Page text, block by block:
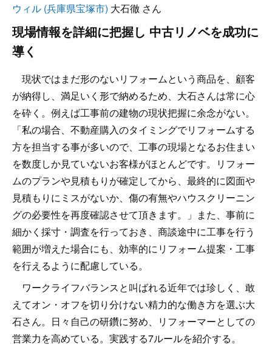
ウィル (兵庫県宝塚市) 大石徹 さん
現場情報を詳細に把握し 中古リノベを成功に
導く
現状ではまだ形のないリフォームという商品を、顧客
が納得し、満足いく形で納めるため、大石さんは常に心
を砕く。例えば工事前の建物の現状把握に余念がない。
「私の場合、不動産購入のタイミングでリフォームする
方を担当する事が多いので、工事の現場となるお住まい
を数度しか見ていないお客様がほとんどです。リフォー
ムのプランや見積もりが確定してから、最終的に図面や
見積もりにミスがないか、傷の有無やハウスクリーニン
グの必要性を再度確認させて頂きます。」また、事前に
細かく採寸・調査を行っておき、商談途中に工事を行う
範囲が増えた場合にも、効率的にリフォーム提案・工事
を行えるように配慮している。
ワークライフバランスと叫ばれる近年では珍しく、敢
えてオン・オフを切り分けない精力的な働き方を選ぶ大
石さん。日々自己の研鑽に努め、リフォーマーとしての
営業力を高めている。実践する7ルールを紹介する。